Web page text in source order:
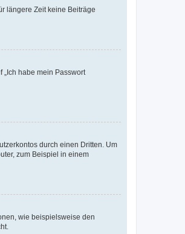
längere Zeit keine Beiträge
habe mein Passwort
durch einen Dritten. Um
zum Beispiel in einem
wie beispielsweise den